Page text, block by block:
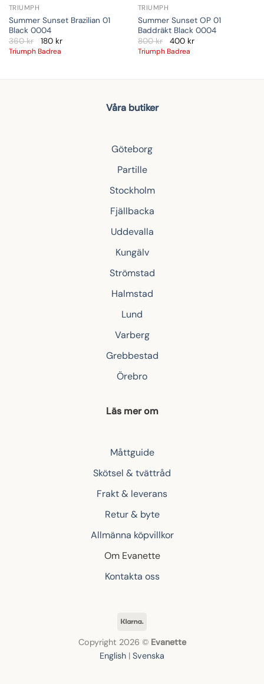
TRIUMPH
Summer Sunset Brazilian 01
Black 0004
360kr 180 kr
Triumph Badrea
TRIUMPH
Summer Sunset OP 01
Baddräkt Black 0004
800kr 400 kr
Triumph Badrea
Våra butiker
Göteborg
Partille
Stockholm
Fjällbacka
Uddevalla
Kungälv
Strömstad
Halmstad
Lund
Varberg
Grebbestad
Örebro
Läs mer om
Måttguide
Skötsel & tvättråd
Frakt & leverans
Retur & byte
Allmänna köpvillkor
Om Evanette
Kontakta oss
Klarna
Copyright 2026 © Evanette
English | Svenska